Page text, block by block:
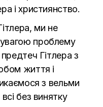
і християнство.
ми не
проблему
Гітлера з
життя і
з вельми
без винятку